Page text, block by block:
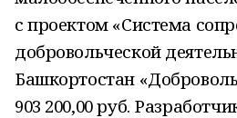
с проектом «Система
добровольческой
Башкортостан
903 200,00 руб.